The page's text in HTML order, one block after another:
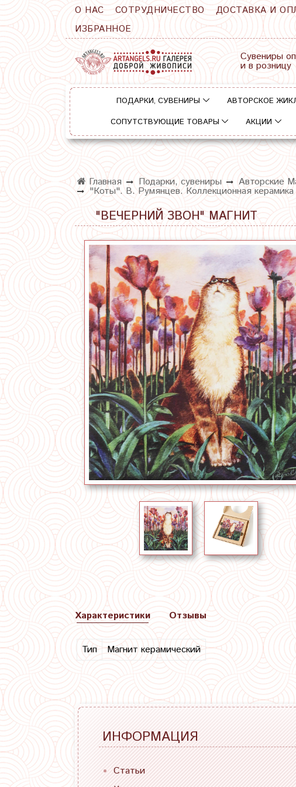
О НАС СОТРУДНИЧЕСТВО ДОСТАВКА И
ИЗБРАННОЕ
Сувениры
и в розницу
ПОДАРКИ, СУВЕНИРЫ АВТОРСКОЕ
СОПУТСТВУЮЩИЕ ТОВАРЫ
АКЦИИ
Главная Подарки, сувениры Авторские
"Коты". В. Румянцев. Коллекционная керамика
"ВЕЧЕРНИЙ ЗВОН" МАГНИТ
Характеристики
Тип Магнит керамический
Отзывы
ИНФОРМАЦИЯ
Статьи